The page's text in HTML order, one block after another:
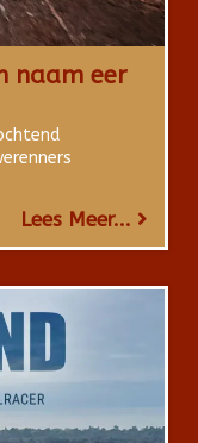
naam eer
Lees Meer...